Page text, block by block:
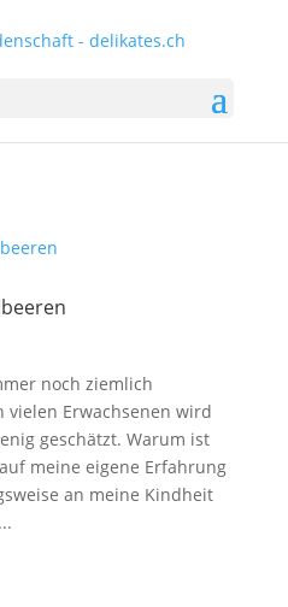
noch ziemlich
Erwachsenen wird
geschätzt. Warum ist
meine eigene Erfahrung
an meine Kindheit